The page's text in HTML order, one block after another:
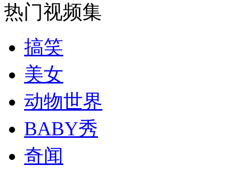
热门视频集
搞笑
美女
动物世界
BABY秀
奇闻